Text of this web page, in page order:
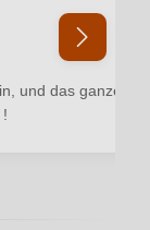
vergessen
von 5
und das ganze in